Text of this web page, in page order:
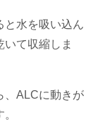
と水を吸い込ん
て収縮しま
ALCに動きが